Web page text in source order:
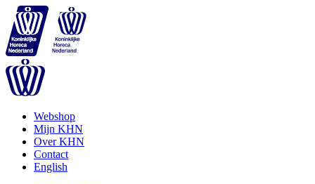
Webshop
Mijn KHN
Over KHN
Contact
English